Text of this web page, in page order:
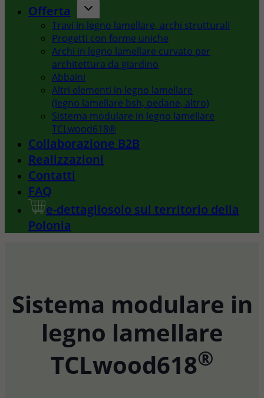
Offerta
Travi in legno lamellare, archi strutturali
Progetti con forme uniche
Archi in legno lamellare curvato per
architettura da giardino
Abbaini
Altri elementi in legno lamellare
(legno lamellare bsh, pedane, altro)
Sistema modulare in legno lamellare
TCLwood618®
Collaborazione B2B
Realizzazioni
Contatti
FAQ
e-dettagliosolo sul territorio della
Polonia
Sistema modulare in
legno lamellare
TCLwood618®